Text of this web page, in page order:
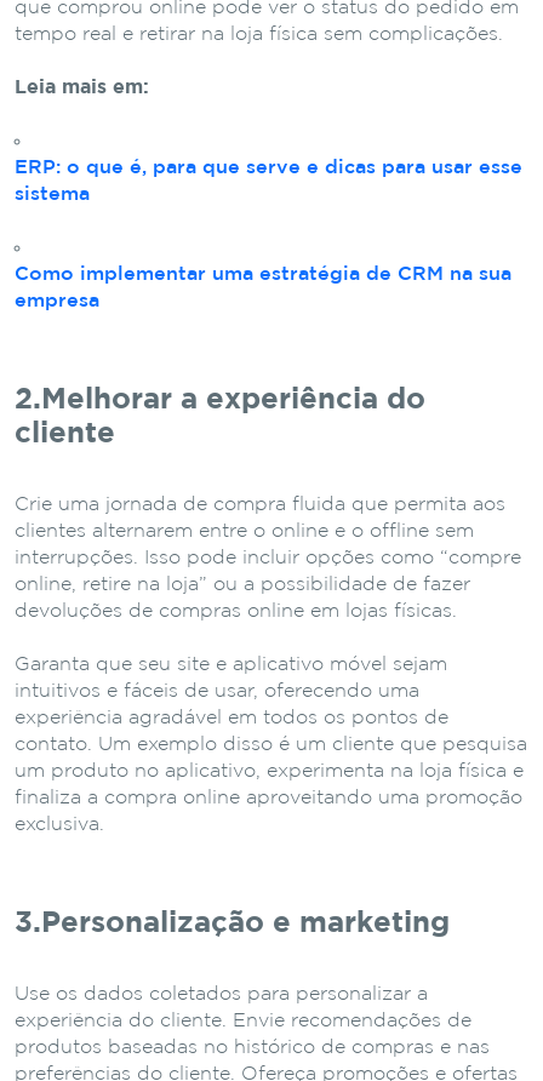
que comprou online pode ver o status do pedido em
tempo real e retirar na loja física sem complicações.
Leia mais em:
ERP: o que é, para que serve e dicas para usar esse
sistema
Como implementar uma estratégia de CRM na sua
empresa
2.Melhorar a experiência do
cliente
Crie uma jornada de compra fluida que permita aos
clientes alternarem entre o online e o offline sem
interrupções. Isso pode incluir opções como “compre
online, retire na loja” ou a possibilidade de fazer
devoluções de compras online em lojas físicas.
Garanta que seu site e aplicativo móvel sejam
intuitivos e fáceis de usar, oferecendo uma
experiência agradável em todos os pontos de
contato. Um exemplo disso é um cliente que pesquisa
um produto no aplicativo, experimenta na loja física e
finaliza a compra online aproveitando uma promoção
exclusiva.
3.Personalização e marketing
Use os dados coletados para personalizar a
experiência do cliente. Envie recomendações de
produtos baseadas no histórico de compras e nas
preferências do cliente. Ofereça promoções e ofertas